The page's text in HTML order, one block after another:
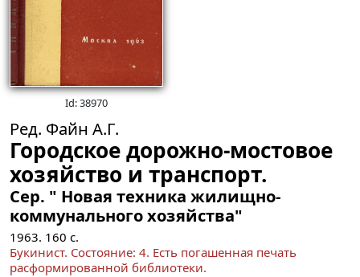
Id: 38970
Ред. Файн А.Г.
Городское дорожно-мостовое
хозяйство и транспорт.
Сер. " Новая техника жилищно-
коммунального хозяйства"
1963. 160 с.
Букинист. Состояние: 4. Есть погашенная печать
расформированной библиотеки.